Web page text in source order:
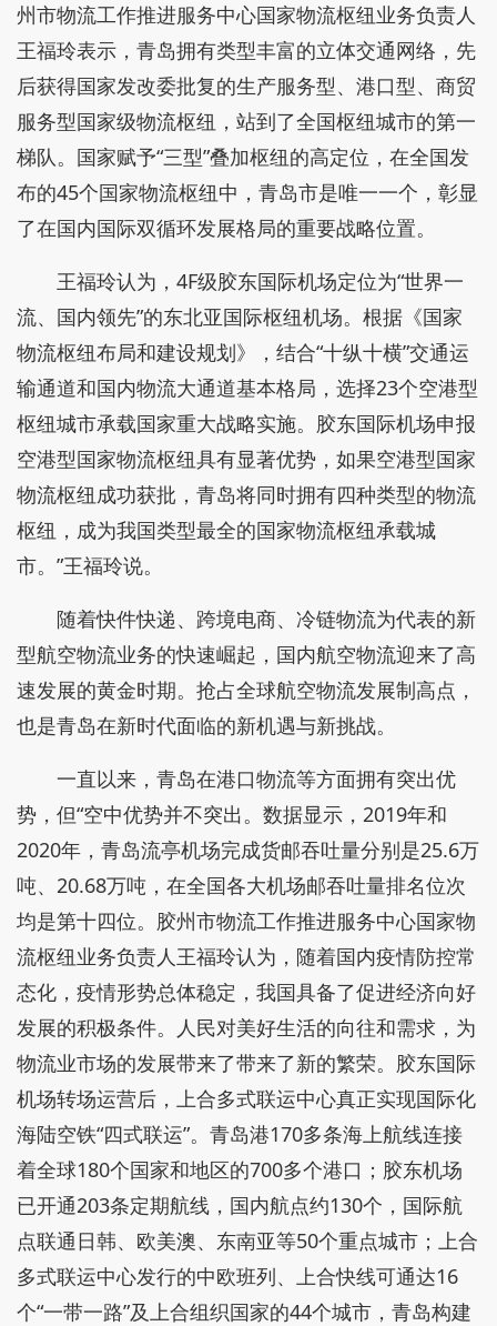
州市物流工作推进服务中心国家物流枢纽业务负责人
王福玲表示，青岛拥有类型丰富的立体交通网络，先
后获得国家发改委批复的生产服务型、港口型、商贸
服务型国家级物流枢纽，站到了全国枢纽城市的第一
梯队。国家赋予“三型”叠加枢纽的高定位，在全国发
布的45个国家物流枢纽中，青岛市是唯一一个，彰显
了在国内国际双循环发展格局的重要战略位置。
王福玲认为，4F级胶东国际机场定位为“世界一
流、国内领先”的东北亚国际枢纽机场。根据《国家
物流枢纽布局和建设规划》，结合“十纵十横”交通运
输通道和国内物流大通道基本格局，选择23个空港型
枢纽城市承载国家重大战略实施。胶东国际机场申报
空港型国家物流枢纽具有显著优势，如果空港型国家
物流枢纽成功获批，青岛将同时拥有四种类型的物流
枢纽，成为我国类型最全的国家物流枢纽承载城
市。”王福玲说。
随着快件快递、跨境电商、冷链物流为代表的新
型航空物流业务的快速崛起，国内航空物流迎来了高
速发展的黄金时期。抢占全球航空物流发展制高点，
也是青岛在新时代面临的新机遇与新挑战。
一直以来，青岛在港口物流等方面拥有突出优
势，但“空中优势并不突出。数据显示，2019年和
2020年，青岛流亭机场完成货邮吞吐量分别是25.6万
吨、20.68万吨，在全国各大机场邮吞吐量排名位次
均是第十四位。胶州市物流工作推进服务中心国家物
流枢纽业务负责人王福玲认为，随着国内疫情防控常
态化，疫情形势总体稳定，我国具备了促进经济向好
发展的积极条件。人民对美好生活的向往和需求，为
物流业市场的发展带来了带来了新的繁荣。胶东国际
机场转场运营后，上合多式联运中心真正实现国际化
海陆空铁“四式联运”。青岛港170多条海上航线连接
着全球180个国家和地区的700多个港口；胶东机场
已开通203条定期航线，国内航点约130个，国际航
点联通日韩、欧美澳、东南亚等50个重点城市；上合
多式联运中心发行的中欧班列、上合快线可通达16
个“一带一路”及上合组织国家的44个城市，青岛构建